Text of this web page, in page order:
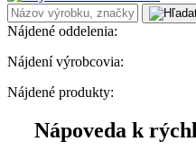
Nájdené oddelenia:
Nájdení výrobcovia:
Nájdené produkty:
Nápoveda k